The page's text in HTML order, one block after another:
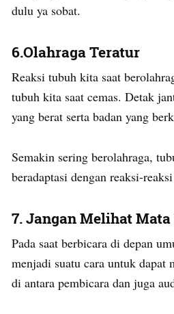
dulu ya sobat.
6.Olahraga Teratur
Reaksi tubuh kita saat
tubuh kita saat cemas. Detak
yang berat serta badan yang
Semakin sering berolahraga,
beradaptasi dengan reaksi-
7. Jangan Melihat
Pada saat berbicara di depan
menjadi suatu cara untuk dapat
di antara pembicara dan juga